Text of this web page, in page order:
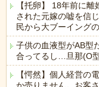
【托卵】 18年前に
された元嫁の嘘を信
民から大ブーイング
子供の血液型がAB型
合ってるし…旦那(O
【愕然】個人経営の